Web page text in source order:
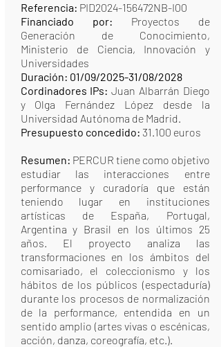
Referencia: PID2024-156472NB-I00
Financiado por: Proyectos de
Generación de Conocimiento,
Ministerio de Ciencia, Innovación y
Universidades
Duración: 01/09/2025-31/08/2028
Cordinadores IPs: Juan Albarrán Diego
y Olga Fernández López desde la
Universidad Autónoma de Madrid.
Presupuesto concedido: 31.100 euros
Resumen: PERCUR tiene como objetivo
estudiar las interacciones entre
performance y curadoría que están
teniendo lugar en instituciones
artísticas de España, Portugal,
Argentina y Brasil en los últimos 25
años. El proyecto analiza las
transformaciones en los ámbitos del
comisariado, el coleccionismo y los
hábitos de los públicos (espectaduría)
durante los procesos de normalización
de la performance, entendida en un
sentido amplio (artes vivas o escénicas,
acción, danza, coreografía, etc.).